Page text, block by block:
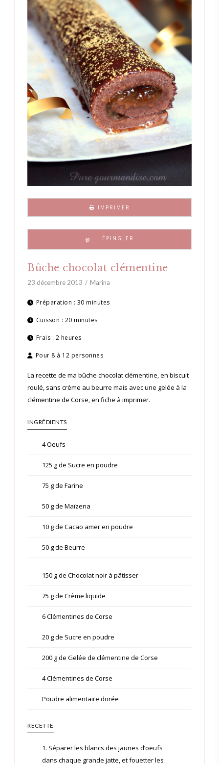
IMPRIMER
Bûche chocolat clémentine
23 décembre 2013 Marina
Préparation : 30 minutes
Cuisson : 20 minutes
Frais : 2 heures
Pour 8 à 12 personnes
La recette de ma bûche chocolat clémentine, en biscuit
roulé, sans crème au beurre mais avec une gelée à la
clémentine de Corse, en fiche à imprimer.
INGRÉDIENTS
4 Oeufs
125 g de Sucre en poudre
75 g de Farine
50 g de Maïzena
10 g de Cacao amer en poudre
50 g de Beurre
150 g de Chocolat noir à pâtisser
75 g de Crème liquide
6 Clémentines de Corse
20 g de Sucre en poudre
200 g de Gelée de clémentine de Corse
4 Clémentines de Corse
Poudre alimentaire dorée
RECETTE
1. Séparer les blancs des jaunes d’oeufs
dans chaque grande jatte, et fouetter les